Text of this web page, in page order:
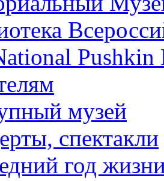
Pushkin
музей
спектакли
год